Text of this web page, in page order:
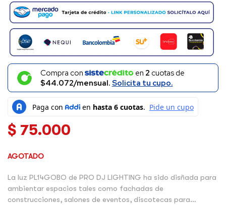
Compra con en 2 cuotas de
$44.072/mensual. Solicita tu cupo.
$ 75.000
AGOTADO
La luz PL14GOBO de PRO DJ LIGHTING ha sido disñada para
ambientar espacios tales como fachadas de
construcciones, salones de eventos, discotecas para